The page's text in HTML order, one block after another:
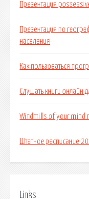
Презентация
Презентация по
населения
Как пользоваться
Слушать книги онлайн
Windmills of your mind
Штатное расписание
Links